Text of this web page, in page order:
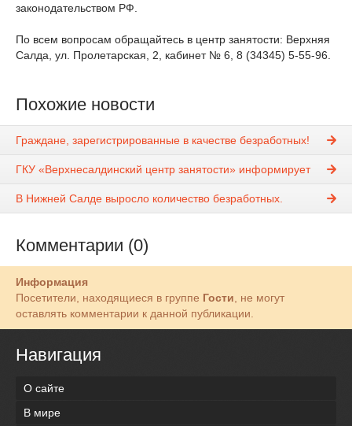
законодательством РФ.
По всем вопросам обращайтесь в центр занятости: Верхняя
Салда, ул. Пролетарская, 2, кабинет № 6, 8 (34345) 5-55-96.
Похожие новости
Граждане, зарегистрированные в качестве безработных!
ГКУ «Верхнесалдинский центр занятости» информирует
В Нижней Салде выросло количество безработных.
Комментарии (0)
Информация
Посетители, находящиеся в группе Гости, не могут
оставлять комментарии к данной публикации.
Навигация
О сайте
В мире